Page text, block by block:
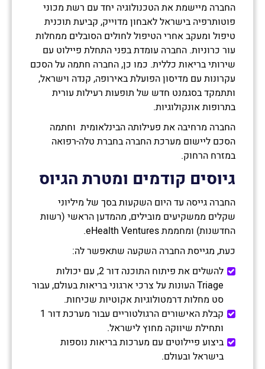
החברה מיישמת את הטכנולוגיה יחד עם רשת מכוני
פוטותרפיה בישראל לאבחון מדוייק, קביעת תוכנית
טיפול ומעקב אחרי הטיפול לחולים הסובלים ממחלות
עור כרוניות. החברה עומדת בפני התחלת פיילוט עם
שירותי בריאות כללית. כמו כן, החברה חתמה על הסכם
עקרונות עם מדיסון הפועלת באירופה, קנדה וישראל,
ותתמקד בסגמנט חדש של תופעות רעילות עורית
בתרופות אונקולוגיות.
החברה מרחיבה את פעילותה הבינלאומית וחתמה
הסכם ליישום מערכת החברה בחברת טלה-רפואה
במזרח הרחוק.
גיוסים קודמים ומטרת הגיוס
החברה גייסה עד היום השקעות בסך של מיליוני
שקלים ממשקיעים מובילים, מהמדען הראשי (רשות
החדשנות) ומחממת eHealth Ventures.
כעת, מגייסת החברה השקעה שתאפשר לה:
להשלים את פיתוח התוכנה דור 2, עם יכולות
Triage העונות על צרכי ארגוני בריאות בעולם, עבור
סט מחלות דרמטולוגיות אקוטיות שכיחות.
קבלת האישורים הרגולטוריים עבור מערכת דור 1
ותחילת שיווקה מחוץ לישראל.
ביצוע פיילוטים עם מערכות בריאות נוספות
בישראל ובעולם.